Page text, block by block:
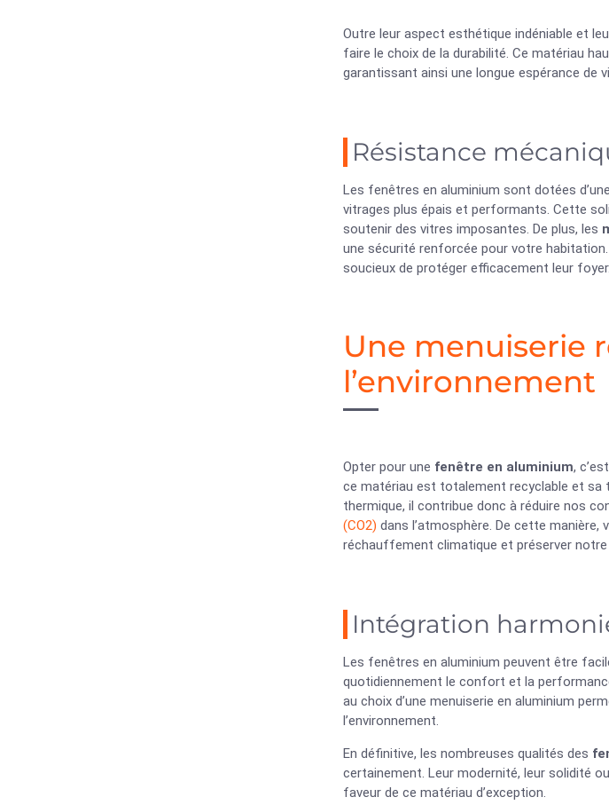
Outre leur aspect esthétique indéniable et
faire le choix de la durabilité. Ce matériau
garantissant ainsi une longue espérance de
Résistance
Les fenêtres en aluminium sont dotées
vitrages plus épais et performants. Cette
soutenir des vitres imposantes. De plus, les
une sécurité renforcée pour votre
soucieux de protéger efficacement leur foyer.
Une menuiserie
l’environnement
Opter pour une fenêtre en aluminium,
ce matériau est totalement recyclable et sa
thermique, il contribue donc à réduire nos
(CO2) dans l’atmosphère. De cette
réchauffement climatique et préserver notre
Intégration
Les fenêtres en aluminium peuvent être
quotidiennement le confort et la
au choix d’une menuiserie en aluminium
l’environnement.
En définitive, les nombreuses qualités des
certainement. Leur modernité, leur solidité
faveur de ce matériau d’exception.